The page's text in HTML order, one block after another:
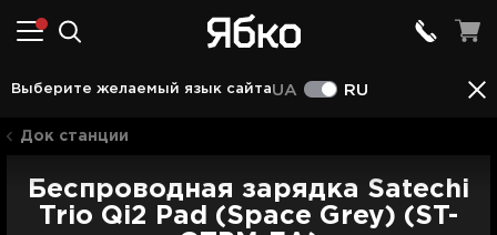
Выберите желаемый язык сайтаUA RU
Описание Характеристики Отзывы (1)
Док станции
Беспроводная зарядка Satechi
Trio Qi2 Pad (Space Grey) (ST-